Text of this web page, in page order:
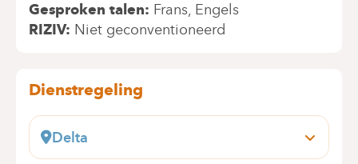
Gesproken talen Frans Engels
RIZIV Niet geconventioneerd
Dienstregeling
Delta
Boulevard du Triomphe, 201